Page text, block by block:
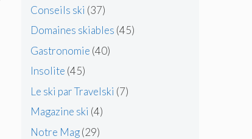
Conseils ski (37)
Domaines skiables (45)
Gastronomie (40)
Insolite (45)
Le ski par Travelski (7)
Magazine ski (4)
Notre Mag(29)